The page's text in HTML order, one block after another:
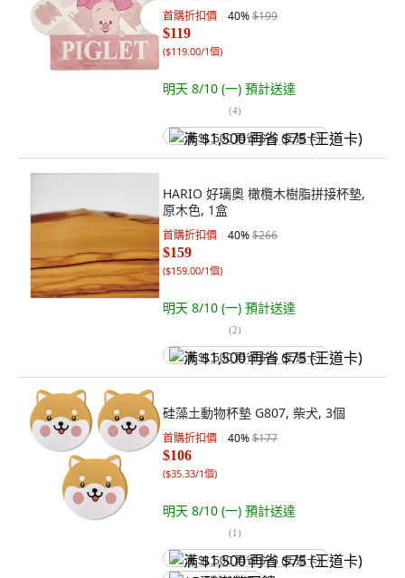
首購折扣價 40%$199
$119
($119.00/1個)
明天 8/10 (一) 預計送達
(4)
满 $1,500 再省 $75 (王道卡)
HARIO 好璃奧 橄欖木樹脂拼接杯墊,
原木色, 1盒
首購折扣價 40%$266
$159
($159.00/1個)
明天 8/10 (一) 預計送達
(2)
满 $1,500 再省 $75 (王道卡)
硅藻土動物杯墊 G807, 柴犬, 3個
首購折扣價 40%$177
$106
($35.33/1個)
明天 8/10 (一) 預計送達
(1)
满 $1,500 再省 $75 (王道卡)